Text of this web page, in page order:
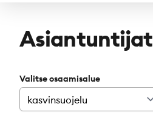
Asiantuntijat
Valitse osaamisalue